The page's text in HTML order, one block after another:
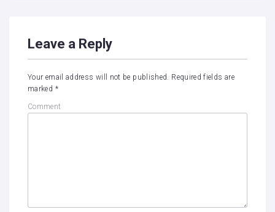
Leave a Reply
Your email address will not be published. Required fields are
marked *
Comment